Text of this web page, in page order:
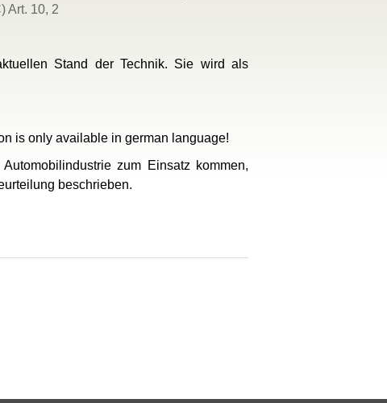
Art. 10, 2
Stand der Technik. Sie wird als
is only available in german language!
zum Einsatz kommen,
beschrieben.